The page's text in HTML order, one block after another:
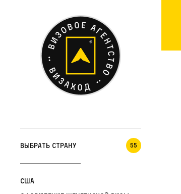
Выбрать страну 55
США